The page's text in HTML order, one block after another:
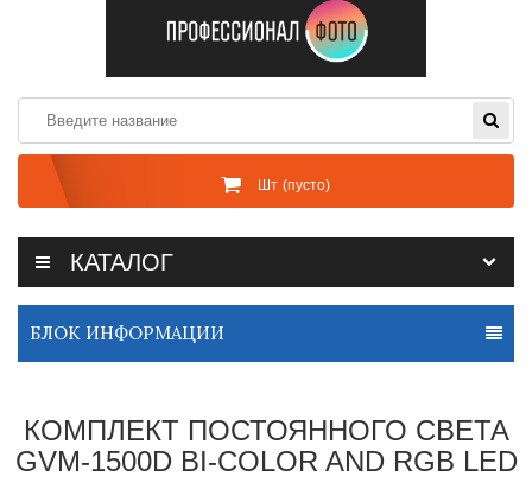
Шт (пусто)
КАТАЛОГ
БЛОК ИНФОРМАЦИИ
КОМПЛЕКТ ПОСТОЯННОГО СВЕТА
GVM-1500D BI-COLOR AND RGB LED